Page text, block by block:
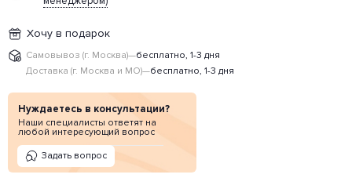
Хочу в подарок
Самовывоз (г. Москва)—бесплатно, 1-3 дня
Доставка (г. Москва и МО)—бесплатно, 1-3 дня
Нуждаетесь в консультации?
Наши специалисты ответят на
любой интересующий вопрос
Задать вопрос